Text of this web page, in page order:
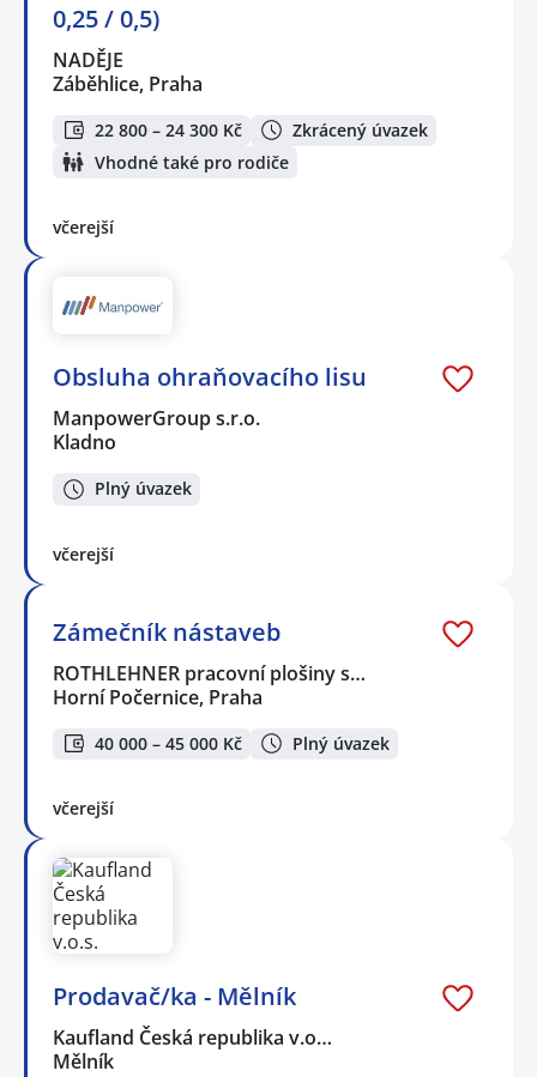
0,25 / 0,5)
NADĚJE
Záběhlice, Praha
22 800 – 24 300 Kč
Zkrácený úvazek
Vhodné také pro rodiče
včerejší
Obsluha ohraňovacího lisu
ManpowerGroup s.r.o.
Kladno
Plný úvazek
včerejší
Zámečník nástaveb
ROTHLEHNER pracovní plošiny s…
Horní Počernice, Praha
40 000 – 45 000 Kč Plný úvazek
včerejší
Prodavač/ka - Mělník
Kaufland Česká republika v.o…
Mělník